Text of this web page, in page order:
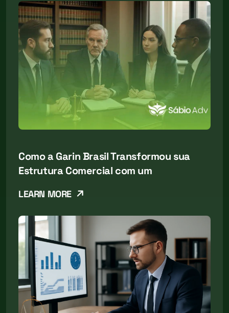
Como a Garin Brasil Transformou sua
Estrutura Comercial com um
LEARN MORE